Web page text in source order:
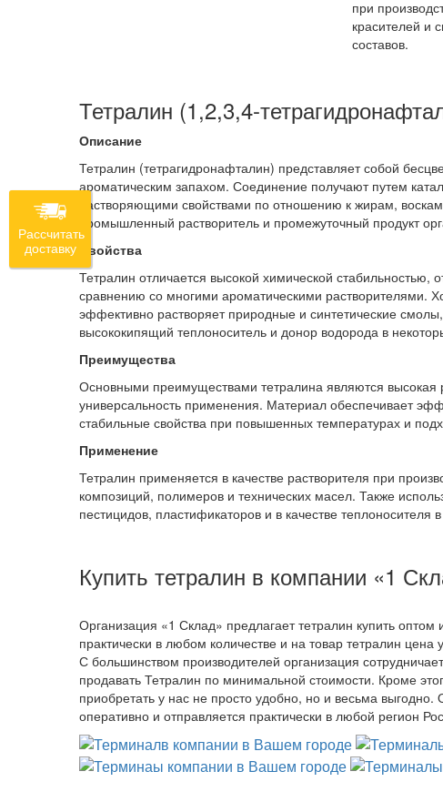
при
красителей и
составов.
Тетралин (1,2,3,4-
Описание
Тетралин (тетрагидронафталин) представляет собой
ароматическим запахом. Соединение получают путем
растворяющими свойствами по отношению к жирам,
промышленный растворитель и промежуточный продукт
Свойства
Тетралин отличается высокой химической стабильностью,
сравнению со многими ароматическими растворителями.
эффективно растворяет природные и синтетические
высококипящий теплоноситель и донор водорода в
Преимущества
Основными преимуществами тетралина являются высокая
универсальность применения. Материал обеспечивает
стабильные свойства при повышенных температурах и
Применение
Тетралин применяется в качестве растворителя при
композиций, полимеров и технических масел. Также
пестицидов, пластификаторов и в качестве
Купить тетралин в компании «1
Организация «1 Склад» предлагает тетралин купить
практически в любом количестве и на товар тетралин
С большинством производителей организация
продавать Тетралин по минимальной стоимости. Кроме
приобретать у нас не просто удобно, но и весьма
оперативно и отправляется практически в любой регион
Рассчитать
доставку